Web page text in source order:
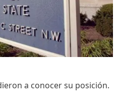
a conocer su posición.